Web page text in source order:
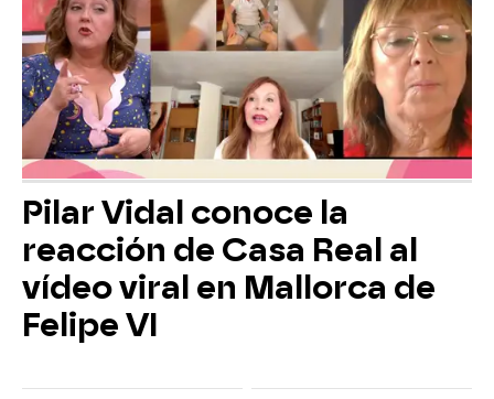
Pilar Vidal conoce la
reacción de Casa Real al
vídeo viral en Mallorca de
Felipe VI